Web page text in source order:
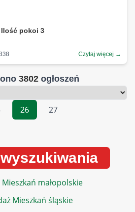
Ilość pokoi 3
Czytaj więcej →
3802 ogłoszeń
26 27
małopolskie
Mieszkań śląskie